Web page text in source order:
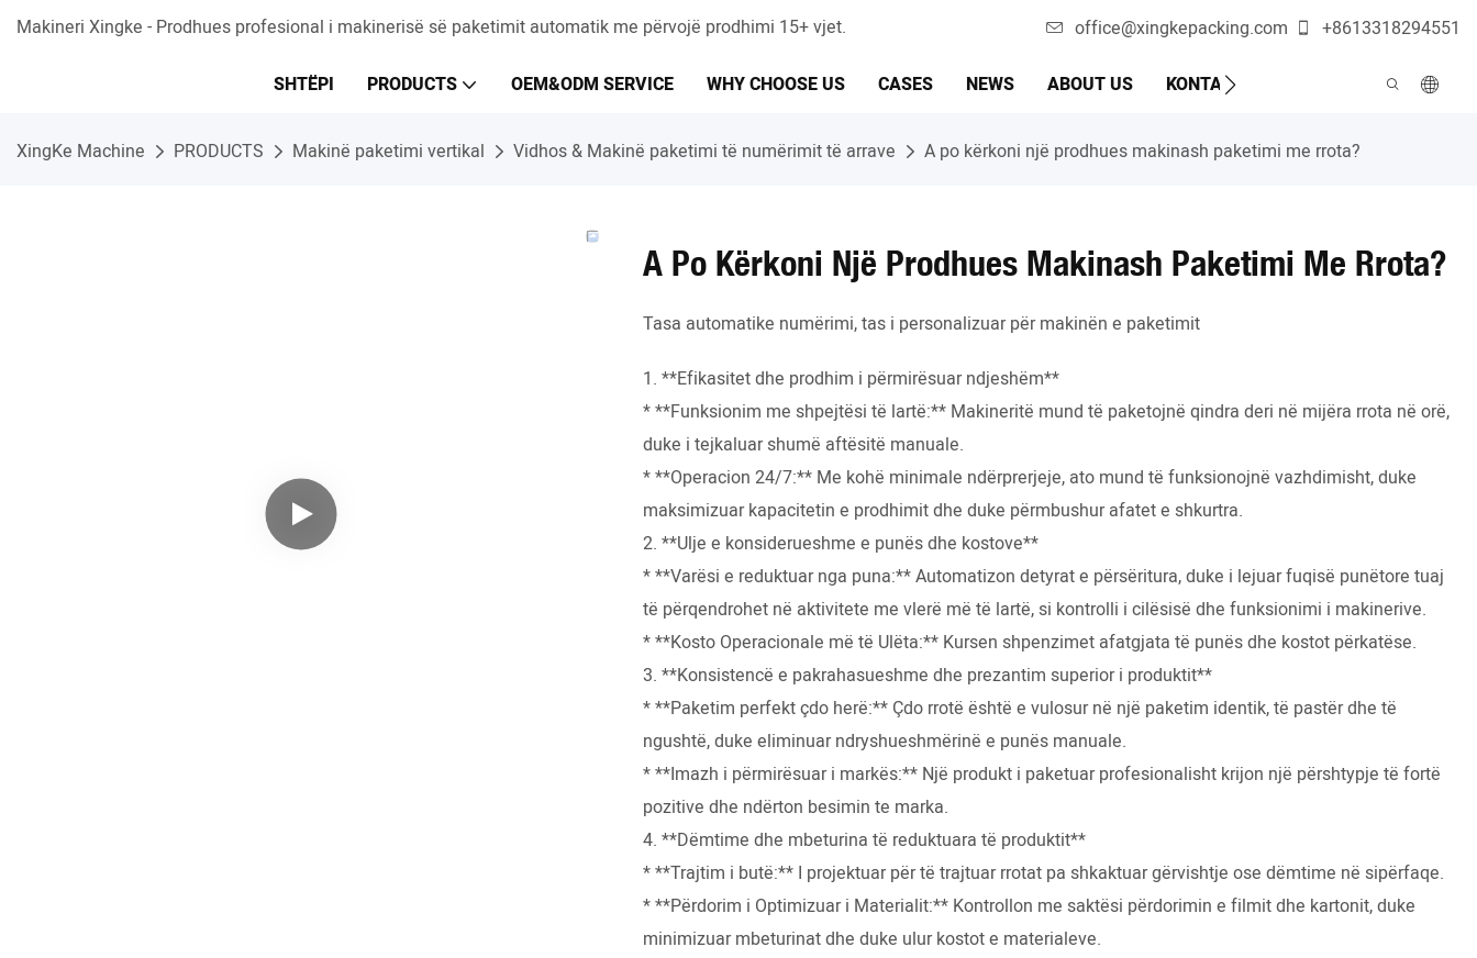
Makineri Xingke - Prodhues profesional i makinerisë së paketimit automatik me përvojë prodhimi 15+ vjet. office@xingkepacking.com +8613318294551
SHTËPI PRODUCTS OEM&ODM SERVICE WHY CHOOSE US CASES NEWS ABOUT US KONTAKTO MAKINË
XingKe Machine PRODUCTS Makinë paketimi vertikal Vidhos & Makinë paketimi të numërimit të arrave A po kërkoni një prodhues makinash paketimi me rrota?
A Po Kërkoni Një Prodhues Makinash Paketimi Me Rrota?
Tasa automatike numërimi, tas i personalizuar për makinën e paketimit
1. **Efikasitet dhe prodhim i përmirësuar ndjeshëm**
* **Funksionim me shpejtësi të lartë:** Makineritë mund të paketojnë qindra deri në mijëra rrota në orë,
duke i tejkaluar shumë aftësitë manuale.
* **Operacion 24/7:** Me kohë minimale ndërprerjeje, ato mund të funksionojnë vazhdimisht, duke
maksimizuar kapacitetin e prodhimit dhe duke përmbushur afatet e shkurtra.
2. **Ulje e konsiderueshme e punës dhe kostove**
* **Varësi e reduktuar nga puna:** Automatizon detyrat e përsëritura, duke i lejuar fuqisë punëtore tuaj
të përqendrohet në aktivitete me vlerë më të lartë, si kontrolli i cilësisë dhe funksionimi i makinerive.
* **Kosto Operacionale më të Ulëta:** Kursen shpenzimet afatgjata të punës dhe kostot përkatëse.
3. **Konsistencë e pakrahasueshme dhe prezantim superior i produktit**
* **Paketim perfekt çdo herë:** Çdo rrotë është e vulosur në një paketim identik, të pastër dhe të
ngushtë, duke eliminuar ndryshueshmërinë e punës manuale.
* **Imazh i përmirësuar i markës:** Një produkt i paketuar profesionalisht krijon një përshtypje të fortë
pozitive dhe ndërton besimin te marka.
4. **Dëmtime dhe mbeturina të reduktuara të produktit**
* **Trajtim i butë:** I projektuar për të trajtuar rrotat pa shkaktuar gërvishtje ose dëmtime në sipërfaqe.
* **Përdorim i Optimizuar i Materialit:** Kontrollon me saktësi përdorimin e filmit dhe kartonit, duke
minimizuar mbeturinat dhe duke ulur kostot e materialeve.